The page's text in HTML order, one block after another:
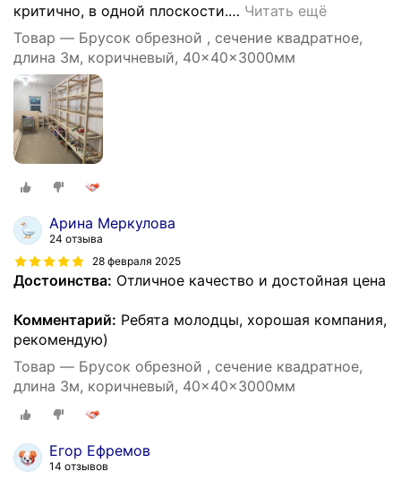
критично, в одной плоскости.… Читать ещё
Товар — Брусок обрезной , сечение квадратное,
длина 3м, коричневый, 40x40x3000мм
Арина Меркулова
24 отзыва
28 февраля 2025
Достоинства: Отличное качество и достойная цена
Комментарий: Ребята молодцы, хорошая компания,
рекомендую)
Товар — Брусок обрезной , сечение квадратное,
длина 3м, коричневый, 40x40x3000мм
Егор Ефремов
14 отзывов